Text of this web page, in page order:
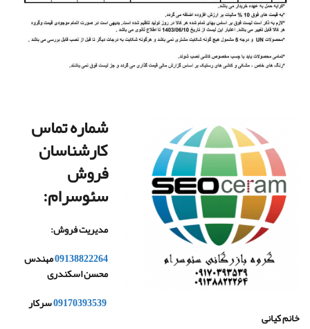
شماره تماس
کارشناسان
فروش
سئوسرام:
مدیریت فروش:
09138822264مهندس
محسن اسکندری
09170393539سرکار
خانم کیانی